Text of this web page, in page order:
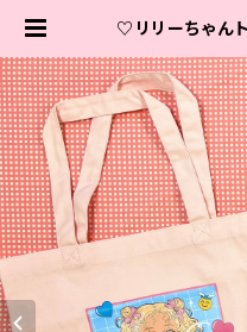
♡リリーちゃん
Bag♡ | 保